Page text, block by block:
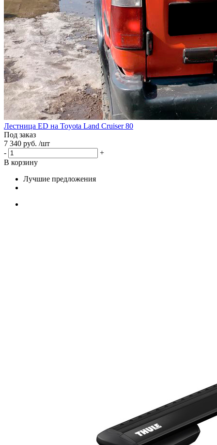
Лестница ED на Toyota Land Cruiser 80
Под заказ
7 340 руб. /шт
-
+
В корзину
Лучшие предложения